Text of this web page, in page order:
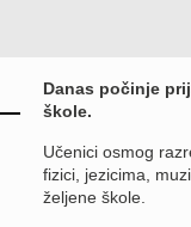
Danas počinje
škole.
Učenici osmog
fizici, jezicima,
željene škole.